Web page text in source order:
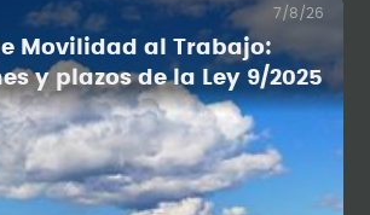
7/8/26
Movilidad al Trabajo:
y plazos de la Ley 9/2025